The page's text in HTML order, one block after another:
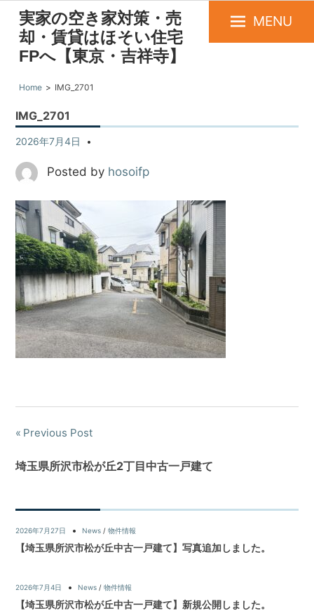
実家の空き家対策・売
却・賃貸はほそい住宅
FPへ【東京・吉祥寺】
MENU
Home IMG_2701
IMG_2701
2026年7月4日
Posted by hosoifp
Previous Post
埼玉県所沢市松が丘2丁目中古一戸建て
2026年7月27日 News/ 物件情報
【埼玉県所沢市松が丘中古一戸建て】写真追加しました。
2026年7月4日 News/ 物件情報
【埼玉県所沢市松が丘中古一戸建て】新規公開しました。